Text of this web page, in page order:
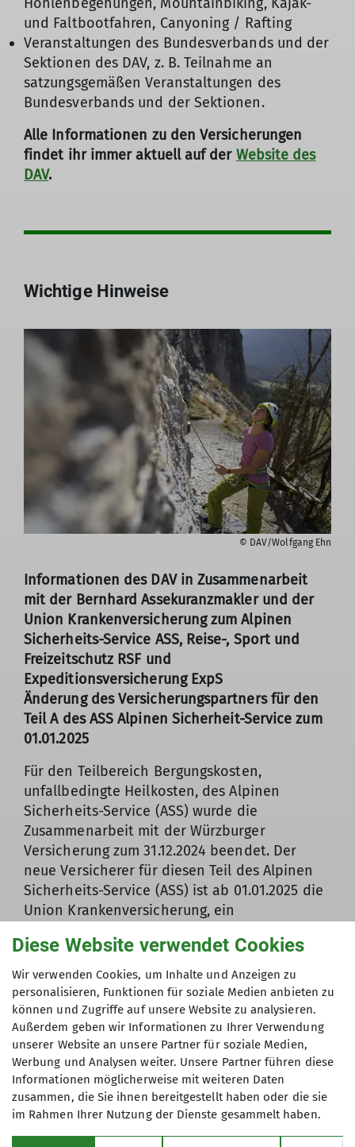
und Faltbootfahren, Canyoning / Rafting
Veranstaltungen des Bundesverbands und der
Sektionen des DAV, z. B. Teilnahme an
satzungsgemäßen Veranstaltungen des
Bundesverbands und der Sektionen.
Alle Informationen zu den Versicherungen
findet ihr immer aktuell auf der Website des
DAV.
Wichtige Hinweise
© DAV/Wolfgang Ehn
Informationen des DAV in Zusammenarbeit
mit der Bernhard Assekuranzmakler und der
Union Krankenversicherung zum Alpinen
Sicherheits-Service ASS, Reise-, Sport und
Freizeitschutz RSF und
Expeditionsversicherung ExpS
Änderung des Versicherungspartners für den
Teil A des ASS Alpinen Sicherheit-Service zum
01.01.2025
Für den Teilbereich Bergungskosten,
unfallbedingte Heilkosten, des Alpinen
Sicherheits-Service (ASS) wurde die
Zusammenarbeit mit der Würzburger
Versicherung zum 31.12.2024 beendet. Der
neue Versicherer für diesen Teil des Alpinen
Sicherheits-Service (ASS) ist ab 01.01.2025 die
Union Krankenversicherung, ein
Versicherungskammer Bayern.
Neuer Versicherer
Diese Website verwendet Cookies
Wir verwenden Cookies, um Inhalte und Anzeigen zu
personalisieren, Funktionen für soziale Medien anbieten zu
können und Zugriffe auf unsere Website zu analysieren.
Außerdem geben wir Informationen zu Ihrer Verwendung
unserer Website an unsere Partner für soziale Medien,
Werbung und Analysen weiter. Unsere Partner führen diese
Informationen möglicherweise mit weiteren Daten
zusammen, die Sie ihnen bereitgestellt haben oder die sie
im Rahmen Ihrer Nutzung der Dienste gesammelt haben.